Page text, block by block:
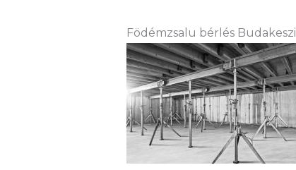
Födémzsalu bérlés Budakeszi